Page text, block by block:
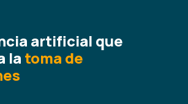
artificial que
la toma de